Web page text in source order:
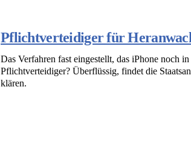
Pflichtverteidiger für
Das Verfahren fast eingestellt, das iPhone noch
Pflichtverteidiger? Überflüssig, findet die
klären.